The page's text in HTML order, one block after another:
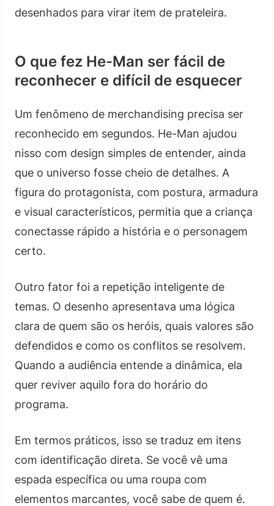
desenhados para virar item de prateleira.
O que fez He-Man ser fácil de
reconhecer e difícil de esquecer
Um fenômeno de merchandising precisa ser
reconhecido em segundos. He-Man ajudou
nisso com design simples de entender, ainda
que o universo fosse cheio de detalhes. A
figura do protagonista, com postura, armadura
e visual característicos, permitia que a criança
conectasse rápido a história e o personagem
certo.
Outro fator foi a repetição inteligente de
temas. O desenho apresentava uma lógica
clara de quem são os heróis, quais valores são
defendidos e como os conflitos se resolvem.
Quando a audiência entende a dinâmica, ela
quer reviver aquilo fora do horário do
programa.
Em termos práticos, isso se traduz em itens
com identificação direta. Se você vê uma
espada específica ou uma roupa com
elementos marcantes, você sabe de quem é.